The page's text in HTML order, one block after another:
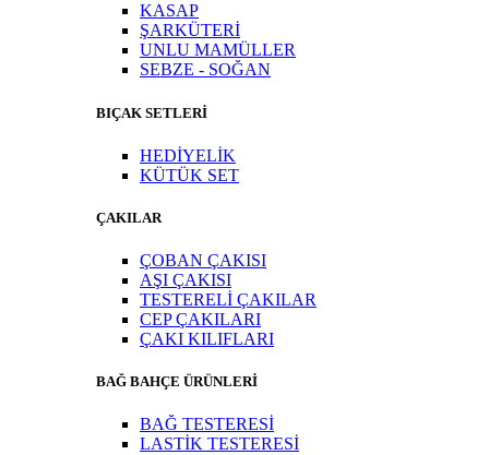
KASAP
ŞARKÜTERİ
UNLU MAMÜLLER
SEBZE - SOĞAN
BIÇAK SETLERİ
HEDİYELİK
KÜTÜK SET
ÇAKILAR
ÇOBAN ÇAKISI
AŞI ÇAKISI
TESTERELİ ÇAKILAR
CEP ÇAKILARI
ÇAKI KILIFLARI
BAĞ BAHÇE ÜRÜNLERİ
BAĞ TESTERESİ
LASTİK TESTERESİ